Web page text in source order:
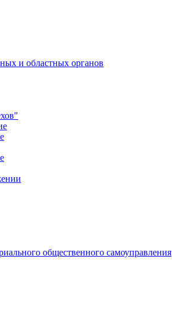
и областных органов
общественного самоуправления